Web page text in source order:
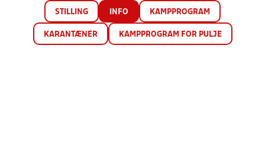
STILLING INFO KAMPPROGRAM
KARANTÆNER KAMPPROGRAM FOR PULJE